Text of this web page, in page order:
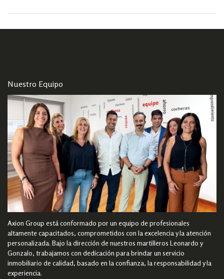
Nuestro Equipo
Axion Group está conformado por un equipo de profesionales
altamente capacitados, comprometidos con la excelencia y la atención
personalizada. Bajo la dirección de nuestros martilleros Leonardo y
Gonzalo, trabajamos con dedicación para brindar un servicio
inmobiliario de calidad, basado en la confianza, la responsabilidad y la
experiencia.